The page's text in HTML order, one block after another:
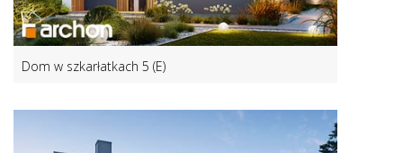
Dom w szkarłatkach 5 (E)